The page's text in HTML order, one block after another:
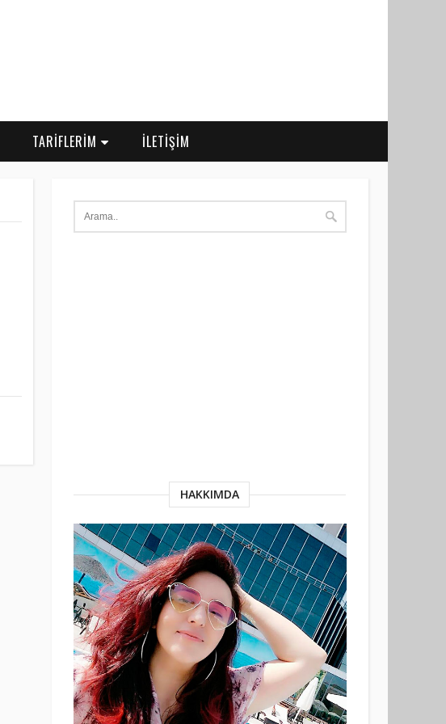
TARİFLERİM İLETİŞİM
HAKKIMDA